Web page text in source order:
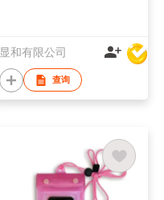
显和有限公司
查询